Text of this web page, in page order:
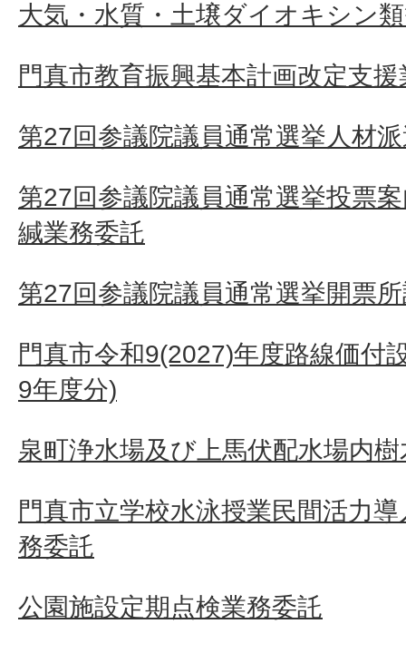
大気・水質・土壌ダイオキシン
門真市教育振興基本計画改定支
第27回参議院議員通常選挙人材
第27回参議院議員通常選挙投票
緘業務委託
第27回参議院議員通常選挙開票
門真市令和9(2027)年度路線価付
9年度分)
泉町浄水場及び上馬伏配水場内
門真市立学校水泳授業民間活力
務委託
公園施設定期点検業務委託